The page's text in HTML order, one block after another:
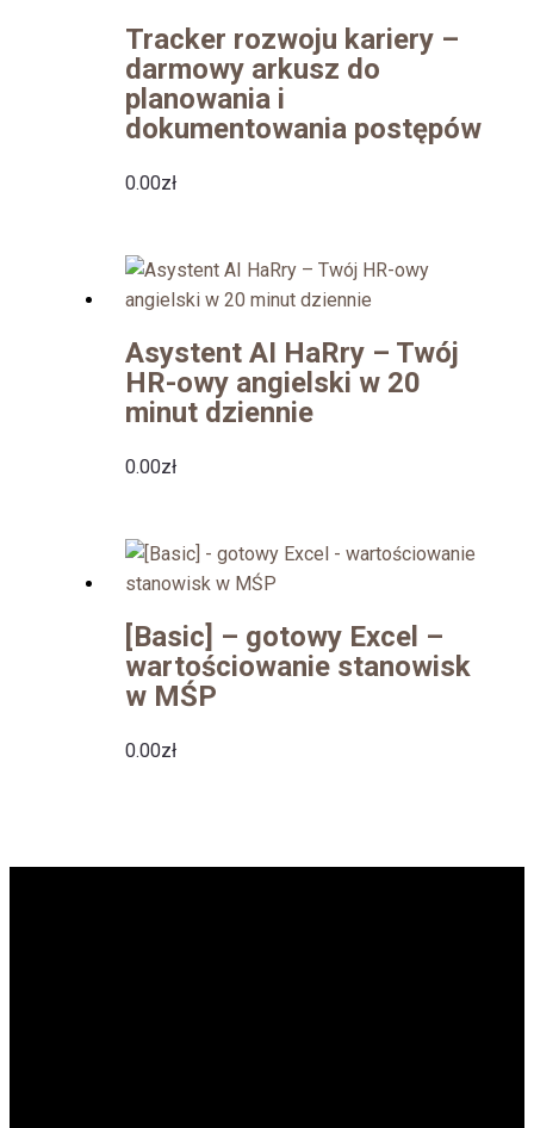
Tracker rozwoju kariery –
darmowy arkusz do
planowania i
dokumentowania postępów
0.00zł
Asystent AI HaRry – Twój
HR-owy angielski w 20
minut dziennie
0.00zł
[Basic] – gotowy Excel –
wartościowanie stanowisk
w MŚP
0.00zł